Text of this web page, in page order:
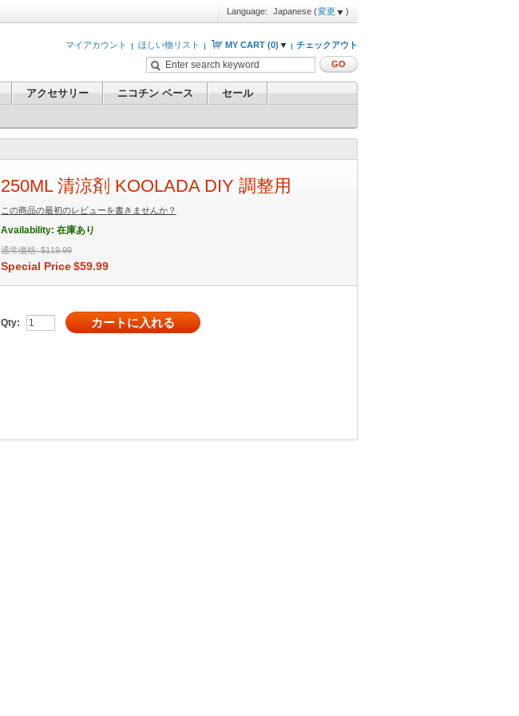
Language: Japanese (変更 )
チェックアウト
MY CART (0)
マイアカウント
ほしい物リスト
GO
アクセサリー ニコチン ベース
セール
250ML 清涼剤 KOOLADA DIY 調整用
この商品の最初のレビューを書きませんか？
Availability: 在庫あり
通常価格: $119.99
Special Price$59.99
Qty: カートに入れる